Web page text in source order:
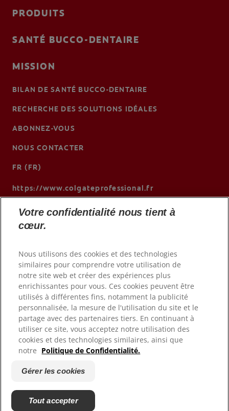
PRODUITS
SANTÉ BUCCO-DENTAIRE
MISSION
BILAN DE SANTÉ BUCCO-DENTAIRE
RECHERCHE DES SOLUTIONS IDÉALES
ABONNEZ-VOUS
NOUS CONTACTER
FR (FR)
https://www.colgateprofessional.fr
© 2026 Colgate-Palmolive Company. Tous droits réservés.
Conditions d'utilisation
Politique de confidentialité
Déclaration d'accessibilité
Fiche Produit relative aux qualité ou caractéristiques
Votre confidentialité nous tient à
cœur.
Nous utilisons des cookies et des technologies
similaires pour comprendre votre utilisation de
notre site web et créer des expériences plus
enrichissantes pour vous. Ces cookies peuvent être
utilisés à différentes fins, notamment la publicité
personnalisée, la mesure de l'utilisation du site et le
partage avec des partenaires tiers. En continuant à
utiliser ce site, vous acceptez notre utilisation des
cookies et des technologies similaires, ainsi que
notre Politique de Confidentialité.
Gérer les cookies
Tout accepter